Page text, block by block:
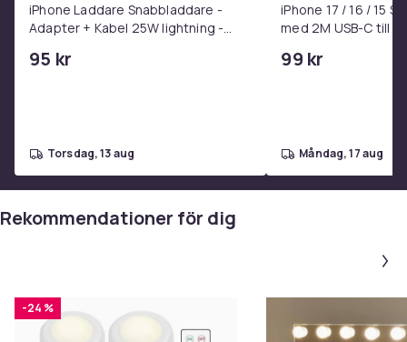
iPhone Laddare Snabbladdare -
Adapter + Kabel 25W lightning -
95 kr
torsdag, 13 aug
iPhone 17 / 16 / 15
med 2M USB-C till
99 kr
måndag, 17 aug
Rekommendationer för dig
-24 %